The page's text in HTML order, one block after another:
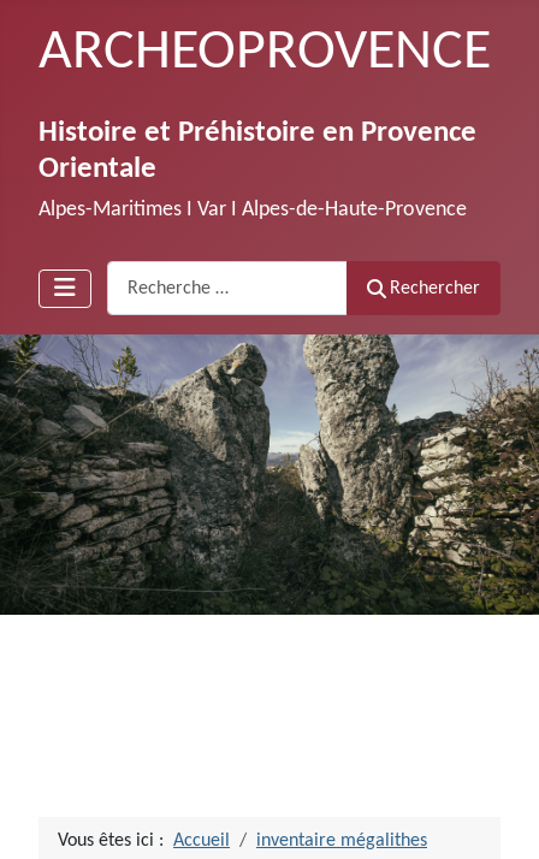
ARCHEOPROVENCE
Histoire et Préhistoire en Provence
Orientale
Alpes-Maritimes Ι Var Ι Alpes-de-Haute-Provence
Rechercher
Vous êtes ici : Accueil
inventaire mégalithes